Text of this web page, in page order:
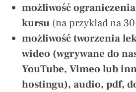
możliwość
kursu (na przykład na
możliwość tworzenia
wideo (wgrywane do
YouTube, Vimeo lub
hostingu), audio, pdf,